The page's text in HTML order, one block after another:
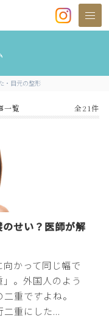
ニックなら美容整形
・目元の整形
一覧 全21件
せい？医師が解
かって同じ幅で
。外国人のよう
重ですよね。
重にした...